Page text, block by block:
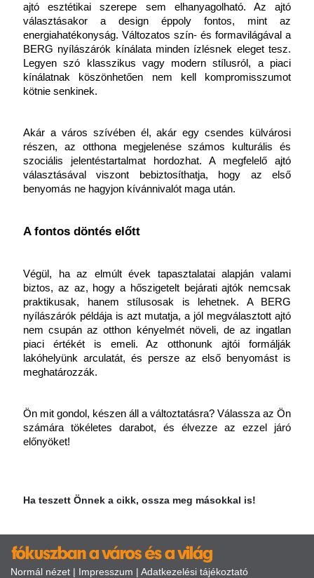
ajtó esztétikai szerepe sem elhanyagolható. Az ajtó
választásakor a design éppoly fontos, mint az
energiahatékonyság. Változatos szín- és formavilágával a
BERG nyílászárók kínálata minden ízlésnek eleget tesz.
Legyen szó klasszikus vagy modern stílusról, a piaci
kínálatnak köszönhetően nem kell kompromisszumot
kötnie senkinek.
Akár a város szívében él, akár egy csendes külvárosi
részen, az otthona megjelenése számos kulturális és
szociális jelentéstartalmat hordozhat. A megfelelő ajtó
választásával viszont bebiztosíthatja, hogy az első
benyomás ne hagyjon kívánnivalót maga után.
A fontos döntés előtt
Végül, ha az elmúlt évek tapasztalatai alapján valami
biztos, az az, hogy a hőszigetelt bejárati ajtók nemcsak
praktikusak, hanem stílusosak is lehetnek. A BERG
nyílászárók példája is azt mutatja, a jól megválasztott ajtó
nem csupán az otthon kényelmét növeli, de az ingatlan
piaci értékét is emeli. Az otthonunk ajtói formálják
lakóhelyünk arculatát, és persze az első benyomást is
meghatározzák.
Ön mit gondol, készen áll a változtatásra? Válassza az Ön
számára tökéletes darabot, és élvezze az ezzel járó
előnyöket!
Ha teszett Önnek a cikk, ossza meg másokkal is!
Normál nézet | Impresszum | Adatkezelési tájékoztató